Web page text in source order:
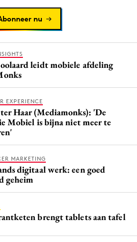
nu
leidt mobiele afdeling
EXPERIENCE
Haar (Mediamonks): 'De
Mobiel is bijna niet meer te
MARKETING
digitaal werk: een goed
geheim
brengt tablets aan tafel